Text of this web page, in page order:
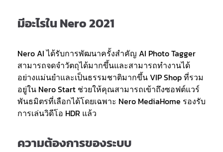
มีอะไรใน Nero 2021
Nero AI ได้รับการพัฒนาครั้งสำคัญ AI Photo Tagger
สามารถจดจำวัตถุได้มากขึ้นและสามารถทำงานได้
อย่างแม่นยำและเป็นธรรมชาติมากขึ้น VIP Shop ที่รวม
อยู่ใน Nero Start ช่วยให้คุณสามารถเข้าถึงซอฟต์แวร์
พันธมิตรที่เลือกได้โดยเฉพาะ Nero MediaHome รองรับ
การเล่นวิดีโอ HDR แล้ว
ความต้องการของระบบ